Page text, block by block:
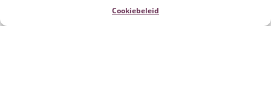
Cookiebeleid